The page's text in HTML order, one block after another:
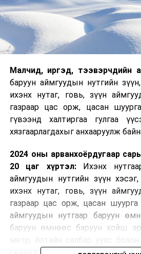
Малчид, иргэд, тээвэрчдийн
баруун аймгуудын нутгийн
ихэнх нутаг, говь, зүүн
газраар цас орж, цасан
гүвээнд халтиргаа гулгаа
хязгаарлагдахыг анхааруулж
2024 оны арванхоёрдугаар
20 цаг хүртэл:Ихэнх
аймгуудын нутгийн зүүн
ихэнх нутаг, говь, зүүн
газраар цас орж, цасан
аймгуудын нутгаар баруун
баруун өмнөөс баруун хойш
секундэд 14-16 метр хүрч